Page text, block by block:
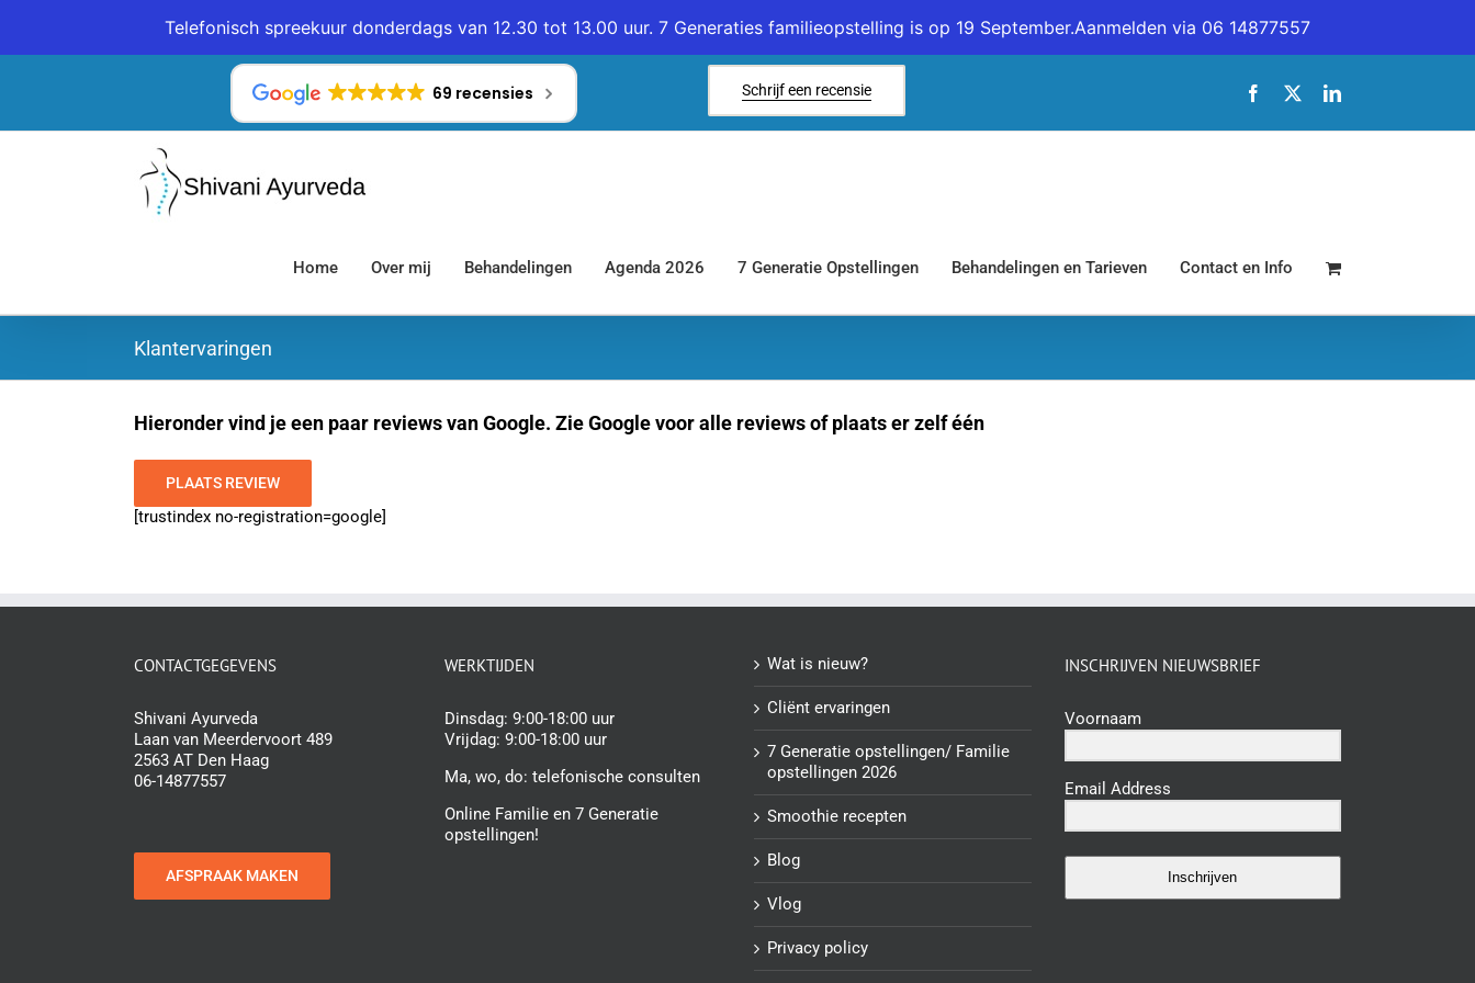
Telefonisch spreekuur donderdags van 12.30 tot 13.00 uur. 7 Generaties familieopstelling is op 19 September.Aanmelden via 06 14877557
69 recensies Schrijf een recensie Facebook LinkedIn
Home Over mij Behandelingen Agenda 2026 7 Generatie Opstellingen Behandelingen en Tarieven Contact en Info
Klantervaringen
Hieronder vind je een paar reviews van Google. Zie Google voor alle reviews of plaats er zelf één
PLAATS REVIEW
[trustindex no-registration=google]
CONTACTGEGEVENS
Shivani Ayurveda
Laan van Meerdervoort 489
2563 AT Den Haag
06-14877557
AFSPRAAK MAKEN
WERKTIJDEN
Dinsdag: 9:00-18:00 uur
Vrijdag: 9:00-18:00 uur
Ma, wo, do: telefonische consulten
Online Familie en 7 Generatie
opstellingen!
Wat is nieuw?
Cliënt ervaringen
7 Generatie opstellingen/ Familie
opstellingen 2026
Smoothie recepten
Blog
Vlog
Privacy policy
INSCHRIJVEN NIEUWSBRIEF
Voornaam
Email Address
Inschrijven